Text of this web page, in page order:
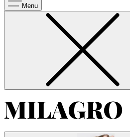
Menu